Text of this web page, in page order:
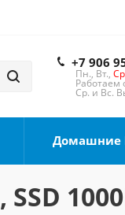
+7 906
Пн., Вт.,
Работаем
Ср. и Вс.
Домашние